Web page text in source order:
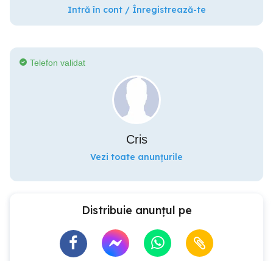
Intră în cont / Înregistrează-te
Telefon validat
Cris
Vezi toate anunțurile
Distribuie anunțul pe